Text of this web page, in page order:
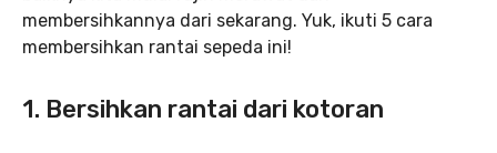
membersihkannya dari sekarang. Yuk, ikuti 5 cara
membersihkan rantai sepeda ini!
1. Bersihkan rantai dari kotoran